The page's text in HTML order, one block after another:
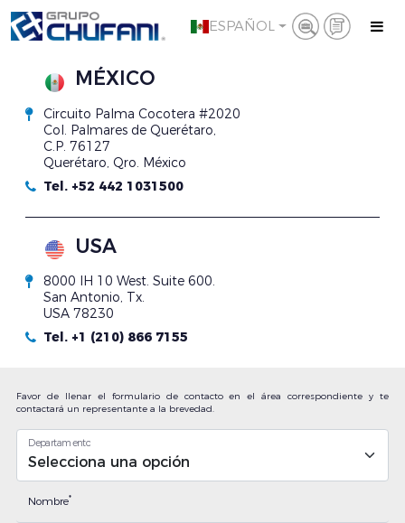
ESPAÑOL
MÉXICO
Circuito Palma Cocotera #2020
Col. Palmares de Querétaro,
C.P. 76127
Querétaro, Qro. México
Tel. +52 442 1031500
USA
8000 IH 10 West. Suite 600.
San Antonio, Tx.
USA 78230
Tel. +1 (210) 866 7155
Favor de llenar el formulario de contacto en el área correspondiente y te
contactará un representante a la brevedad.
Departamento
Nombre*